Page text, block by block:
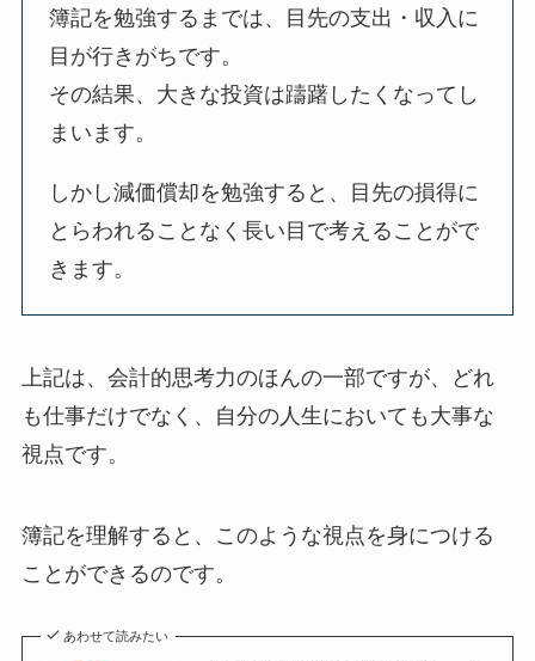
簿記を勉強するまでは、目先の支出・収入に
目が行きがちです。
その結果、大きな投資は躊躇したくなってし
まいます。
しかし減価償却を勉強すると、目先の損得に
とらわれることなく長い目で考えることがで
きます。
上記は、会計的思考力のほんの一部ですが、どれ
も仕事だけでなく、
自分の人生においても大事な
視点です。
簿記を理解すると、このような視点を身につける
ことができるのです。
あわせて読みたい